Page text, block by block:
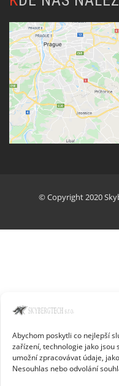
Abychom poskytli co nejlepší
zařízení, technologie jako jsou
umožní zpracovávat údaje,
Nesouhlas nebo odvolání
© Copyright 2020